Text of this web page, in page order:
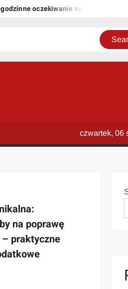
na lot z
czwartek, 06
na poprawę
praktyczne